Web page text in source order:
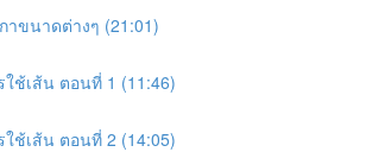
าขนาดต่างๆ (21:01)
ใช้เส้น ตอนที่ 1 (11:46)
ใช้เส้น ตอนที่ 2 (14:05)